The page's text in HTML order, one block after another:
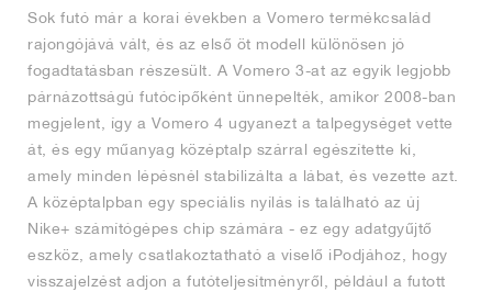
Sok futó már a korai években a Vomero termékcsalád
rajongójává vált, és az első öt modell különösen jó
fogadtatásban részesült. A Vomero 3-at az egyik legjobb
párnázottságú futócipőként ünnepelték, amikor 2008-ban
megjelent, így a Vomero 4 ugyanezt a talpegységet vette
át, és egy műanyag középtalp szárral egészítette ki,
amely minden lépésnél stabilizálta a lábat, és vezette azt.
A középtalpban egy speciális nyílás is található az új
Nike+ számítógépes chip számára - ez egy adatgyűjtő
eszköz, amely csatlakoztatható a viselő iPodjához, hogy
visszajelzést adjon a futóteljesítményről, például a futott